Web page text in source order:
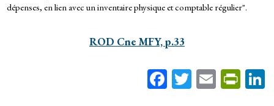
dépenses, en lien avec un inventaire physique et comptable régulier".
ROD Cne MFY, p.33
Fa T E Pr